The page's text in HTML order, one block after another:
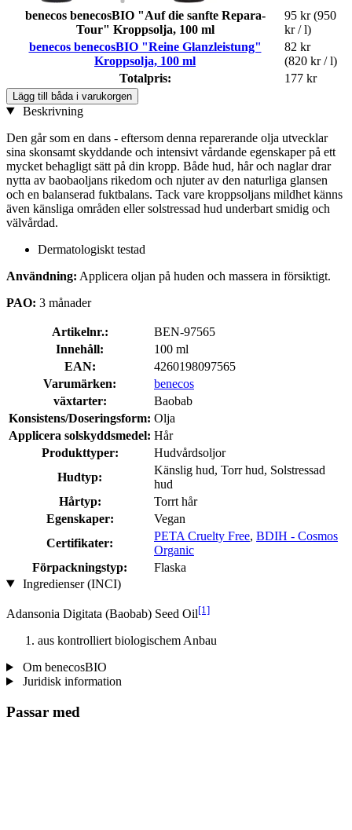
benecos benecosBIO "Auf die sanfte Repara-
Tour" Kroppsolja, 100 ml
95 kr (950
kr / l)
benecos benecosBIO "Reine Glanzleistung"
Kroppsolja, 100 ml
82 kr
(820 kr / l)
Totalpris:
177 kr
Lägg till båda i varukorgen
Beskrivning
Den går som en dans - eftersom denna reparerande olja utvecklar
sina skonsamt skyddande och intensivt vårdande egenskaper på ett
mycket behagligt sätt på din kropp. Både hud, hår och naglar drar
nytta av baobaoljans rikedom och njuter av den naturliga glansen
och en balanserad fuktbalans. Tack vare kroppsoljans mildhet känns
även känsliga områden eller solstressad hud underbart smidig och
välvårdad.
Dermatologiskt testad
Användning: Applicera oljan på huden och massera in försiktigt.
PAO: 3 månader
Artikelnr.:
BEN-97565
Innehåll:
100 ml
EAN:
4260198097565
Varumärken:
benecos
växtarter:
Baobab
Konsistens/Doseringsform: Olja
Applicera solskyddsmedel: Hår
Produkttyper:
Hudvårdsoljor
Hudtyp:
Känslig hud, Torr hud, Solstressad
hud
Hårtyp:
Torrt hår
Egenskaper:
Vegan
Certifikater:
PETA Cruelty Free, BDIH - Cosmos
Organic
Förpackningstyp:
Flaska
Ingredienser (INCI)
Adansonia Digitata (Baobab) Seed Oil[1]
aus kontrolliert biologischem Anbau
Om benecosBIO
Juridisk information
Passar med